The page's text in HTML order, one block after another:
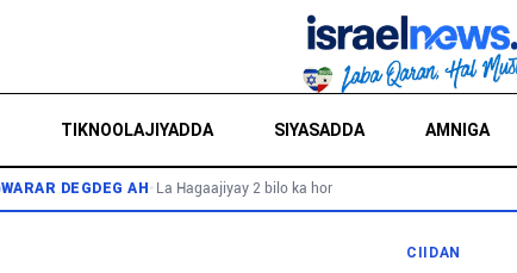
TIKNOOLAJIYADDA SIYASADDA AMNIGA
WARAR DEGDEG AH • La Hagaajiyay 2 bilo ka hor
CIIDAN